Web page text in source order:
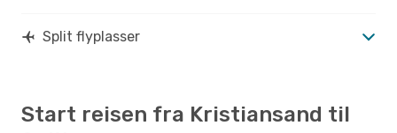
Split flyplasser
Start reisen fra Kristiansand til